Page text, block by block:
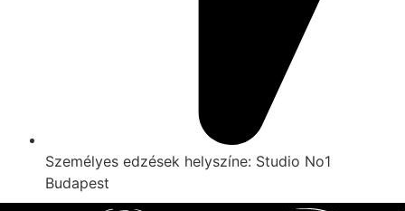
Személyes edzések helyszíne: Studio No1
Budapest